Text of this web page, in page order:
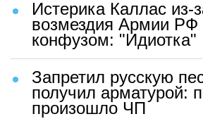
Истерика Каллас из-
возмездия Армии РФ
конфузом: "Идиотка"
Запретил русскую
получил арматурой:
произошло ЧП